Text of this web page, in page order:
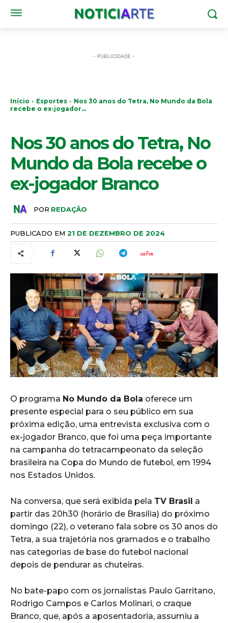
- PUBLICIDADE -
Início Esportes
Nos 30 anos do Tetra, No Mundo da Bola
recebe o ex-jogador...
Nos 30 anos do Tetra, No
Mundo da Bola recebe o
ex-jogador Branco
POR REDAÇÃO
PUBLICADO EM 21 DE DEZEMBRO DE 2024
O programa No Mundo da Bola oferece um
presente especial para o seu público em sua
próxima edição, uma entrevista exclusiva com o
ex-jogador Branco, que foi uma peça importante
na campanha do tetracampeonato da seleção
brasileira na Copa do Mundo de futebol, em 1994
nos Estados Unidos.
Na conversa, que será exibida pela TV Brasil a
partir das 20h30 (horário de Brasília) do próximo
domingo (22), o veterano fala sobre os 30 anos do
Tetra, a sua trajetória nos gramados e o trabalho
nas categorias de base do futebol nacional
depois de pendurar as chuteiras.
No bate-papo com os jornalistas Paulo Garritano,
Rodrigo Campos e Carlos Molinari, o craque
Branco, que, após a aposentadoria, assumiu a